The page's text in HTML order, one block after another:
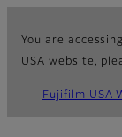
You are
USA website,
Fujifilm USA